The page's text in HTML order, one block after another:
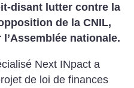
disant lutter contre la
de la CNIL,
nationale.
Next INpact a
de loi de finances